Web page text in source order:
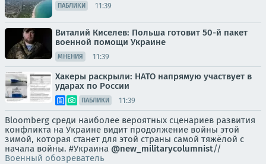
ПАБЛИКИ 11:39
Виталий Киселев: Польша готовит 50-й пакет
военной помощи Украине
МНЕНИЯ 11:39
Хакеры раскрыли: НАТО напрямую участвует в
ударах по России
ПАБЛИКИ 11:39
Bloomberg среди наиболее вероятных сценариев развития
конфликта на Украине видит продолжение войны этой
зимой, которая станет для этой страны самой тяжёлой с
начала войны. #Украина @new_militarycolumnist//
Военный обозреватель